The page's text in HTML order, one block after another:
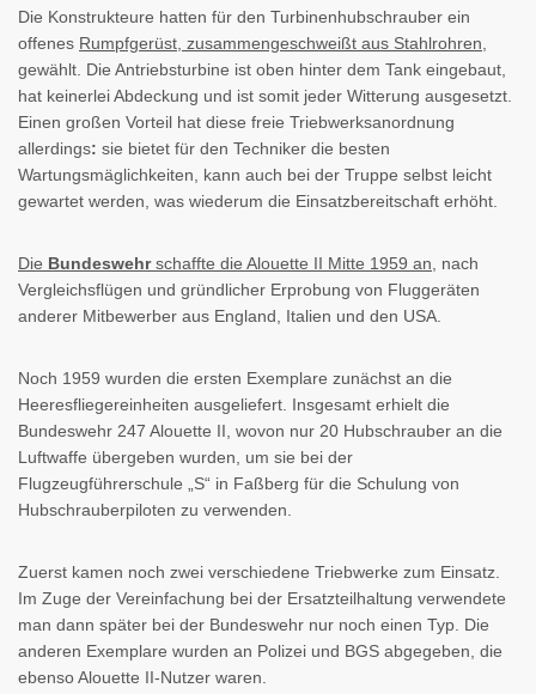
Die Konstrukteure hatten für den Turbinenhubschrauber ein
offenes Rumpfgerüst, zusammengeschweißt aus Stahlrohren,
gewählt. Die Antriebsturbine ist oben hinter dem Tank eingebaut,
hat keinerlei Abdeckung und ist somit jeder Witterung ausgesetzt.
Einen großen Vorteil hat diese freie Triebwerksanordnung
allerdings: sie bietet für den Techniker die besten
Wartungsmäglichkeiten, kann auch bei der Truppe selbst leicht
gewartet werden, was wiederum die Einsatzbereitschaft erhöht.
Die Bundeswehrschaffte die Alouette II Mitte 1959 an, nach
Vergleichsflügen und gründlicher Erprobung von Fluggeräten
anderer Mitbewerber aus England, Italien und den USA.
Noch 1959 wurden die ersten Exemplare zunächst an die
Heeresfliegereinheiten ausgeliefert. Insgesamt erhielt die
Bundeswehr 247 Alouette II, wovon nur 20 Hubschrauber an die
Luftwaffe übergeben wurden, um sie bei der
Flugzeugführerschule „S“ in Faßberg für die Schulung von
Hubschrauberpiloten zu verwenden.
Zuerst kamen noch zwei verschiedene Triebwerke zum Einsatz.
Im Zuge der Vereinfachung bei der Ersatzteilhaltung verwendete
man dann später bei der Bundeswehr nur noch einen Typ. Die
anderen Exemplare wurden an Polizei und BGS abgegeben, die
ebenso Alouette II-Nutzer waren.